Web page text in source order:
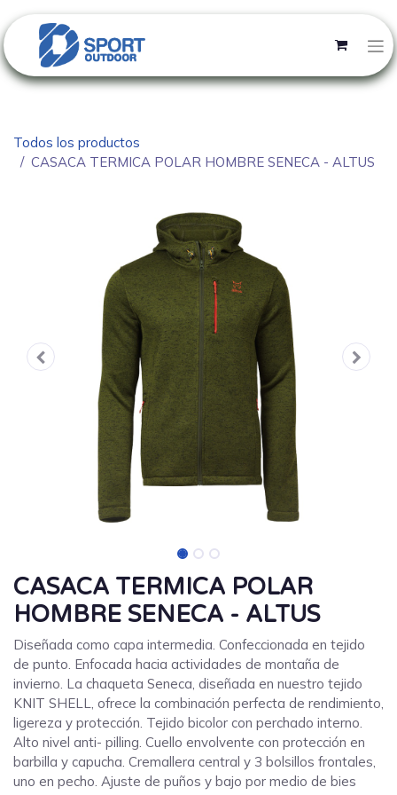
Todos los productos
CASACA TERMICA POLAR HOMBRE SENECA - ALTUS
CASACA TERMICA POLAR
HOMBRE SENECA - ALTUS
Diseñada como capa intermedia. Confeccionada en tejido
de punto. Enfocada hacia actividades de montaña de
invierno. La chaqueta Seneca, diseñada en nuestro tejido
KNIT SHELL, ofrece la combinación perfecta de rendimiento,
ligereza y protección. Tejido bicolor con perchado interno.
Alto nivel anti- pilling. Cuello envolvente con protección en
barbilla y capucha. Cremallera central y 3 bolsillos frontales,
uno en pecho. Ajuste de puños y bajo por medio de bies